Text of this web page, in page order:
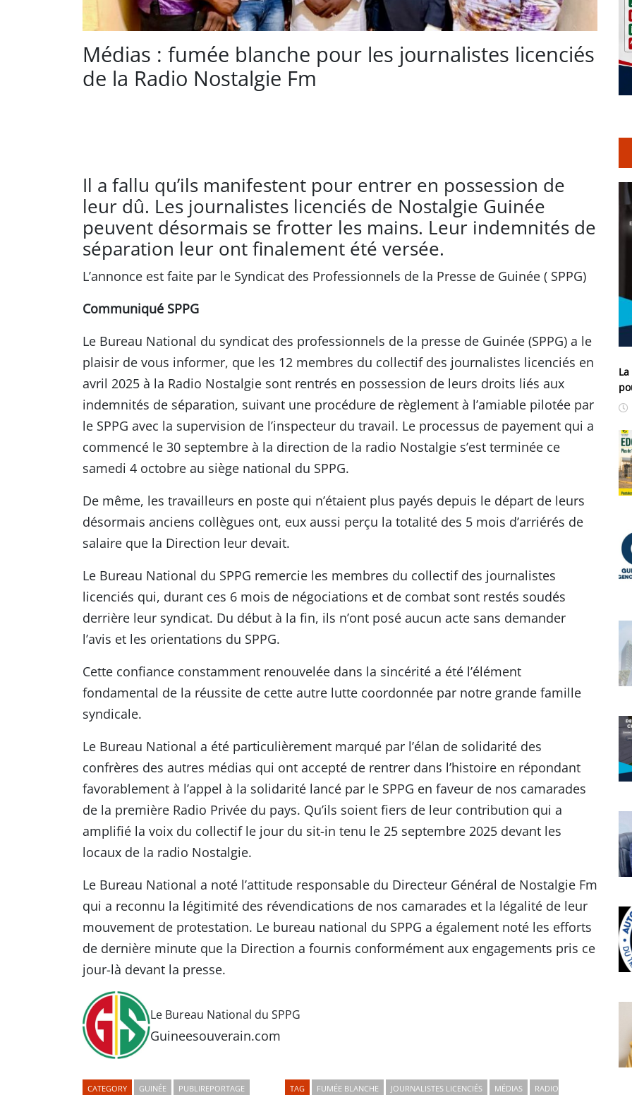
Médias : fumée blanche pour les journalistes licenciés
de la Radio Nostalgie Fm
Il a fallu qu’ils manifestent pour entrer en possession de
leur dû. Les journalistes licenciés de Nostalgie Guinée
peuvent désormais se frotter les mains. Leur indemnités de
séparation leur ont finalement été versée.
L’annonce est faite par le Syndicat des Professionnels de la Presse de Guinée ( SPPG)
Communiqué SPPG
Le Bureau National du syndicat des professionnels de la presse de Guinée (SPPG) a le
plaisir de vous informer, que les 12 membres du collectif des journalistes licenciés en
avril 2025 à la Radio Nostalgie sont rentrés en possession de leurs droits liés aux
indemnités de séparation, suivant une procédure de règlement à l’amiable pilotée par
le SPPG avec la supervision de l’inspecteur du travail. Le processus de payement qui a
commencé le 30 septembre à la direction de la radio Nostalgie s’est terminée ce
samedi 4 octobre au siège national du SPPG.
De même, les travailleurs en poste qui n’étaient plus payés depuis le départ de leurs
désormais anciens collègues ont, eux aussi perçu la totalité des 5 mois d’arriérés de
salaire que la Direction leur devait.
Le Bureau National du SPPG remercie les membres du collectif des journalistes
licenciés qui, durant ces 6 mois de négociations et de combat sont restés soudés
derrière leur syndicat. Du début à la fin, ils n’ont posé aucun acte sans demander
l’avis et les orientations du SPPG.
Cette confiance constamment renouvelée dans la sincérité a été l’élément
fondamental de la réussite de cette autre lutte coordonnée par notre grande famille
syndicale.
Le Bureau National a été particulièrement marqué par l’élan de solidarité des
confrères des autres médias qui ont accepté de rentrer dans l’histoire en répondant
favorablement à l’appel à la solidarité lancé par le SPPG en faveur de nos camarades
de la première Radio Privée du pays. Qu’ils soient fiers de leur contribution qui a
amplifié la voix du collectif le jour du sit-in tenu le 25 septembre 2025 devant les
locaux de la radio Nostalgie.
Le Bureau National a noté l’attitude responsable du Directeur Général de Nostalgie Fm
qui a reconnu la légitimité des révendications de nos camarades et la légalité de leur
mouvement de protestation. Le bureau national du SPPG a également noté les efforts
de dernière minute que la Direction a fournis conformément aux engagements pris ce
jour-là devant la presse.
Le Bureau National du SPPG
Guineesouverain.com
CATEGORY GUINÉE
PUBLIREPORTAGE
TAG FUMÉE BLANCHE JOURNALISTES LICENCIÉS MÉDIAS
RADIO